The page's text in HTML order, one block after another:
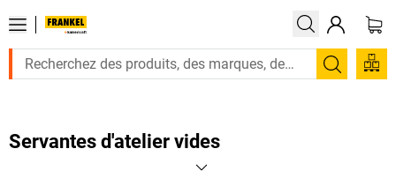
Servantes d'atelier vides